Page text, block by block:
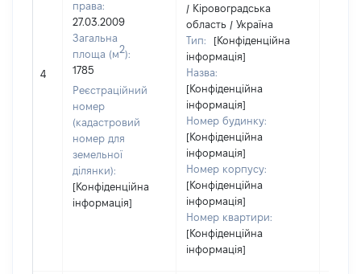
4
права:
27.03.2009
Загальна
площа (м2):
1785
Реєстраційний
номер
(кадастровий
номер для
земельної
ділянки):
[Конфіденційна
інформація]
/ Кіровоградська
область / Україна
Тип:
[Конфіденційна
інформація]
Назва:
[Конфіденційна
інформація]
Номер будинку:
[Конфіденційна
інформація]
Номер корпусу:
[Конфіденційна
інформація]
Номер квартири:
[Конфіденційна
інформація]